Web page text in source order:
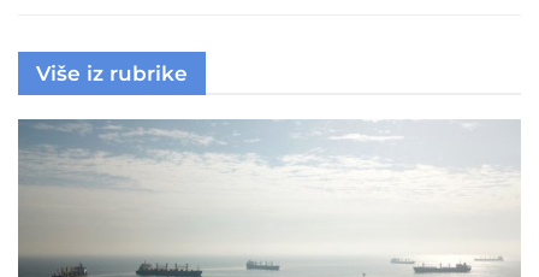
Više iz rubrike